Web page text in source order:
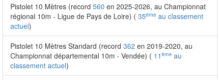
Pistolet 10 Mètres (record 560 en 2025-2026, au Championnat
régional 10m - Ligue de Pays de Loire) ( 35ème au classement
actuel)
Pistolet 10 Mètres Standard (record 362 en 2019-2020, au
Championnat départemental 10m - Vendée) ( 11 ème au
classement actuel)